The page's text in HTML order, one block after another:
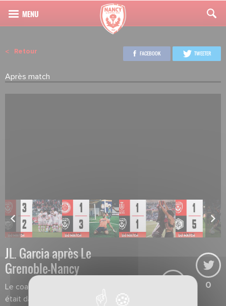
Retour
Après match
FACEBOOK TWEETER
JL. Garcia après Le
Grenoble-Nancy
Le coach constate que son équipe
était dans une petite forme à tous
0